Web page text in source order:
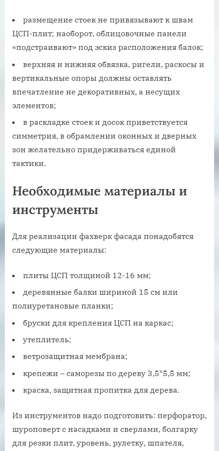
размещение стоек не привязывают к швам
ЦСП-плит; наоборот, облицовочные панели
«подстраивают» под эскиз расположения балок;
верхняя и нижняя обвязка, ригели, раскосы и
вертикальные опоры должны оставлять
впечатление не декоративных, а несущих
элементов;
в раскладке стоек и досок приветствуется
симметрия, в обрамлении оконных и дверных
зон желательно придерживаться единой
тактики.
Необходимые материалы и
инструменты
Для реализации фахверк фасада понадобятся
следующие материалы:
плиты ЦСП толщиной 12-16 мм;
деревянные балки шириной 15 см или
полиуретановые планки;
бруски для крепления ЦСП на каркас;
утеплитель;
ветрозащитная мембрана;
крепежи – саморезы по дереву 3,5*5,5 мм;
краска, защитная пропитка для дерева.
Из инструментов надо подготовить: перфоратор,
шуроповерт с насадками и сверлами, болгарку
для резки плит, уровень, рулетку, шпателя,